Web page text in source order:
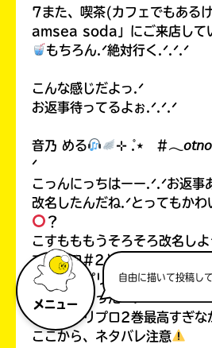
メニュー
自由に描いて投稿し
7また、喫茶(カフェでもある
amsea soda」にご来店して
もちろん.ᐟ絶対行く.ᐟ.ᐟ.ᐟ
こんな感じだよっ.ᐟ
お返事待ってるよぉ.ᐟ.ᐟ.ᐟ
音乃 める
⊹ ̊.⋆ #𓂃𝘰𝘵𝘯𝘰
ᐟ
こっんにっちはーー.ᐟ.ᐟお返事
改名したんだね.ᐟとってもかわ
？
こすもももうそろそろ改名し
プリプロ#2とウタヒメ買って
こすもはプリプロ#1と#2と
買ってもらったー.ᐟ
ねえ、プリプロ2巻最高すぎな
ここから、ネタバレ注意